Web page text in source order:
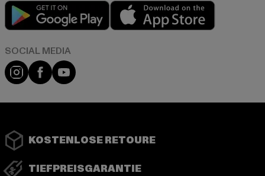
Play market
Instagram
FacebookYouTube
KOSTENLOSE RETOURE
TIEFPREISGARANTIE